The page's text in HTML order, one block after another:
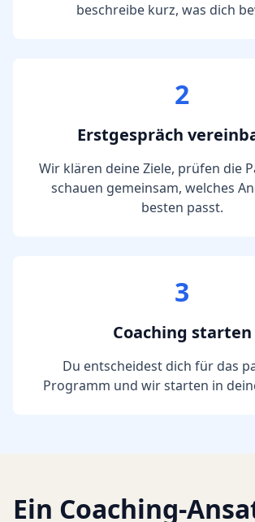
beschreibe kurz, was dich
2
Erstgespräch
Wir klären deine Ziele, prüfen die
schauen gemeinsam, welches
besten passt.
3
Coaching starten
Du entscheidest dich für das
Programm und wir starten in
Ein Coaching-